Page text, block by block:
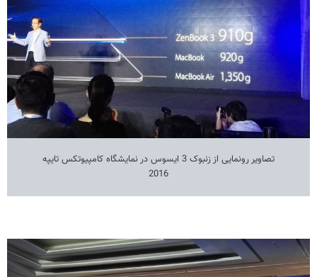
تصاویر رونمایی از زنبوک 3 ایسوس در نمایشگاه کامپیوتکس تایپه
2016